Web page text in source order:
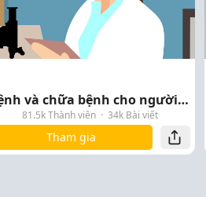
Bệnh và chữa bệnh cho người lớ...
81.5k Thành viên · 34k Bài viết
Tham gia